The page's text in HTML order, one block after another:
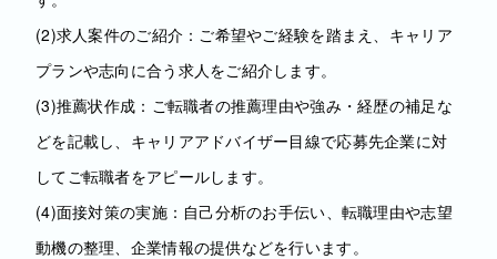
(2)求人案件のご紹介：ご希望やご経験を踏まえ、キャリア
プランや志向に合う求人をご紹介します。
(3)推薦状作成：ご転職者の推薦理由や強み・経歴の補足な
どを記載し、キャリアアドバイザー目線で応募先企業に対
してご転職者をアピールします。
(4)面接対策の実施：自己分析のお手伝い、転職理由や志望
動機の整理、企業情報の提供などを行います。